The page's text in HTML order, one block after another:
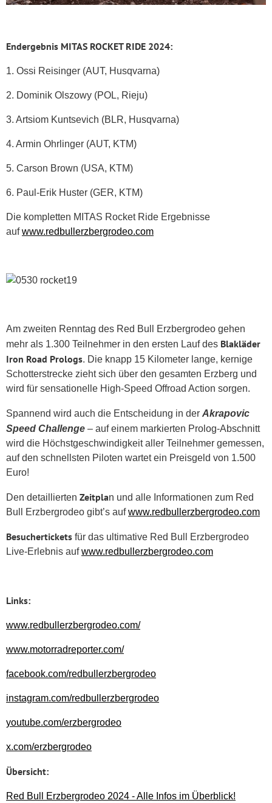
Endergebnis MITAS ROCKET RIDE 2024:
1. Ossi Reisinger (AUT, Husqvarna)
2. Dominik Olszowy (POL, Rieju)
3. Artsiom Kuntsevich (BLR, Husqvarna)
4. Armin Ohrlinger (AUT, KTM)
5. Carson Brown (USA, KTM)
6. Paul-Erik Huster (GER, KTM)
Die kompletten MITAS Rocket Ride Ergebnisse
aufwww.redbullerzbergrodeo.com
Am zweiten Renntag des Red Bull Erzbergrodeo gehen
mehr als 1.300 Teilnehmer in den ersten Lauf des Blakläder
Iron Road Prologs. Die knapp 15 Kilometer lange, kernige
Schotterstrecke zieht sich über den gesamten Erzberg und
wird für sensationelle High-Speed Offroad Action sorgen.
Spannend wird auch die Entscheidung in der Akrapovic
Speed Challenge – auf einem markierten Prolog-Abschnitt
wird die Höchstgeschwindigkeit aller Teilnehmer gemessen,
auf den schnellsten Piloten wartet ein Preisgeld von 1.500
Euro!
Den detaillierten Zeitplan und alle Informationen zum Red
Bull Erzbergrodeo gibt’s aufwww.redbullerzbergrodeo.com
Besuchertickets für das ultimative Red Bull Erzbergrodeo
Live-Erlebnis aufwww.redbullerzbergrodeo.com
Links:
www.redbullerzbergrodeo.com/
www.motorradreporter.com/
facebook.com/redbullerzbergrodeo
instagram.com/redbullerzbergrodeo
youtube.com/erzbergrodeo
x.com/erzbergrodeo
Übersicht:
Red Bull Erzbergrodeo 2024 - Alle Infos im Überblick!